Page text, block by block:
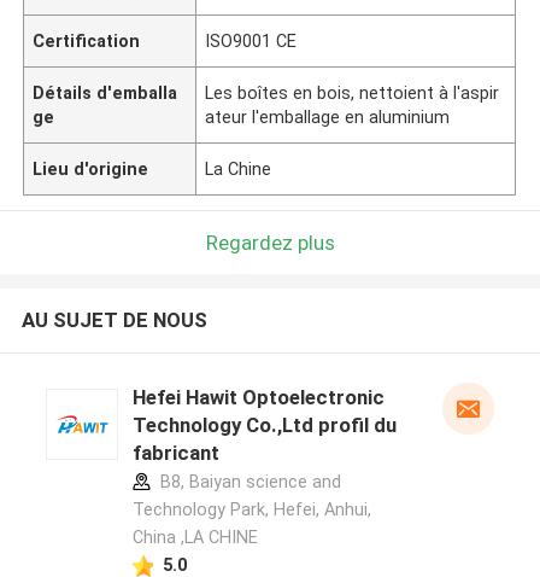
Certification ISO9001 CE
Détails d'emballa
ge
Les boîtes en bois, nettoient à l'aspir
ateur l'emballage en aluminium
Lieu d'origine La Chine
Regardez plus
AU SUJET DE NOUS
Hefei Hawit Optoelectronic
Technology Co.,Ltd profil du
fabricant
B8, Baiyan science and
Technology Park, Hefei, Anhui,
China ,LA CHINE
5.0